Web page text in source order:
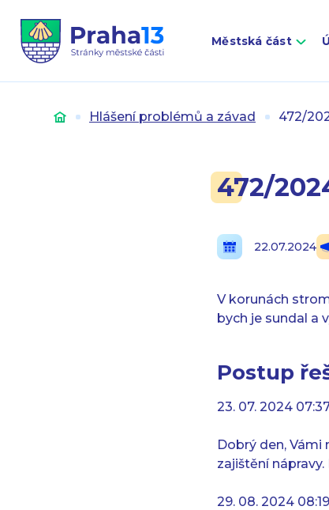
Městská část
Úvod Hlášení problémů a závad 472/
472/
22.07.2024
V korunách
bych je sundal a
Postup
23. 07. 2024
Dobrý den,
zajištění
29. 08. 2024